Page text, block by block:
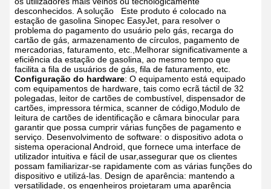
desconhecidos. A solução
Este produto é colocado na
estação de gasolina Sinopec EasyJet, para resolver o
problema do pagamento do usuário pelo gás, recarga do
cartão de gás, armazenamento de círculos, pagamento de
mercadorias, faturamento, etc.,Melhorar significativamente a
eficiência da estação de gasolina, ao mesmo tempo que
facilita a fila de usuários de gás, fila de faturamento, etc.
Configuração do hardware: O equipamento está equipado
com equipamentos de hardware, tais como ecrã táctil de 32
polegadas, leitor de cartões de combustível, dispensador de
cartões, impressora térmica, scanner de código,Modulo de
leitura de cartões de identificação e câmara binocular para
garantir que possa cumprir várias funções de pagamento e
serviço. Desenvolvimento de software: o dispositivo adota o
sistema operacional Android, que fornece uma interface de
utilizador intuitiva e fácil de usar,assegurar que os clientes
possam familiarizar-se rapidamente com as várias funções do
dispositivo e utilizá-las. Design de aparência: mantendo a
versatilidade, os engenheiros projetaram uma aparência